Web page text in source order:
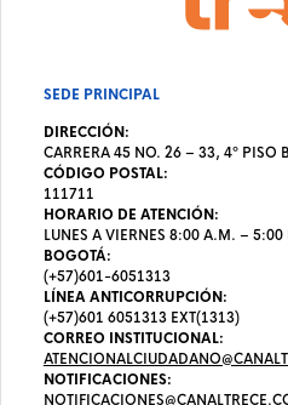
SEDE PRINCIPAL
DIRECCIÓN:
CARRERA 45 NO. 26 – 33, 4º PISO
CÓDIGO POSTAL:
111711
HORARIO DE ATENCIÓN:
LUNES A VIERNES 8:00 A.M. – 5:00
BOGOTÁ:
(+57)601-6051313
LÍNEA ANTICORRUPCIÓN:
(+57)601 6051313 EXT(1313)
CORREO INSTITUCIONAL:
NOTIFICACIONES: